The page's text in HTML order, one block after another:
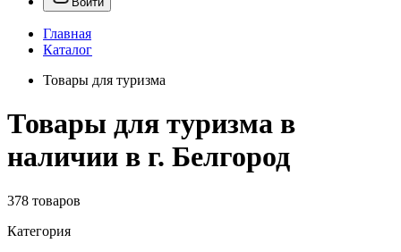
Главная
Каталог
Товары для туризма
Товары для туризма в
наличии в г. Белгород
378 товаров
Категория